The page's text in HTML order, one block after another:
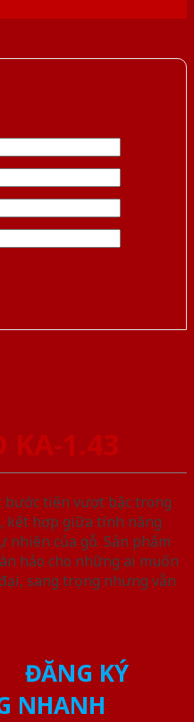
KA-1.43
bước tiến vượt bậc trong
kết hợp giữa tính năng
nhiên của gỗ. Sản phẩm
hảo cho những ai muốn
sang trọng nhưng vẫn
ĐĂNG KÝ
NHANH